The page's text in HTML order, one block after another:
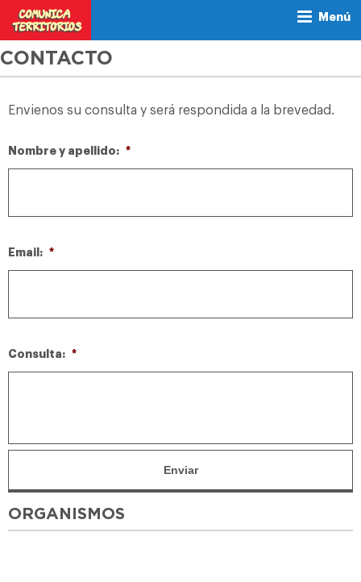
Menú
CONTACTO
Envienos su consulta y será respondida a la brevedad.
Nombre y apellido: *
Email: *
Consulta: *
ORGANISMOS